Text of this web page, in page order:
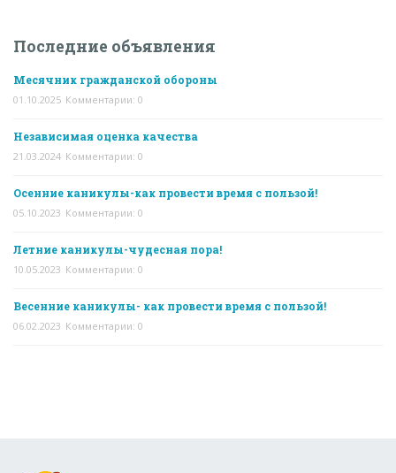
Последние объявления
Месячник гражданской обороны
01.10.2025 Комментарии: 0
Независимая оценка качества
21.03.2024 Комментарии: 0
Осенние каникулы-как провести время с пользой!
05.10.2023 Комментарии: 0
Летние каникулы-чудесная пора!
10.05.2023 Комментарии: 0
Весенние каникулы- как провести время с пользой!
06.02.2023 Комментарии: 0